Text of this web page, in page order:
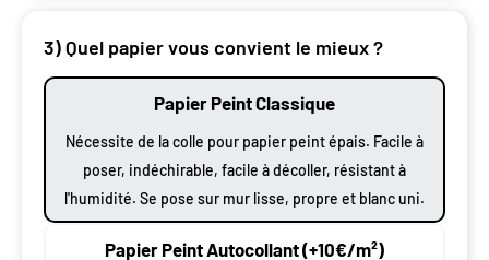
3) Quel papier vous convient le mieux ?
Papier Peint Classique
Nécessite de la colle pour papier peint épais. Facile à
poser, indéchirable, facile à décoller, résistant à
l'humidité. Se pose sur mur lisse, propre et blanc uni.
Papier Peint Autocollant (+10€/m²)